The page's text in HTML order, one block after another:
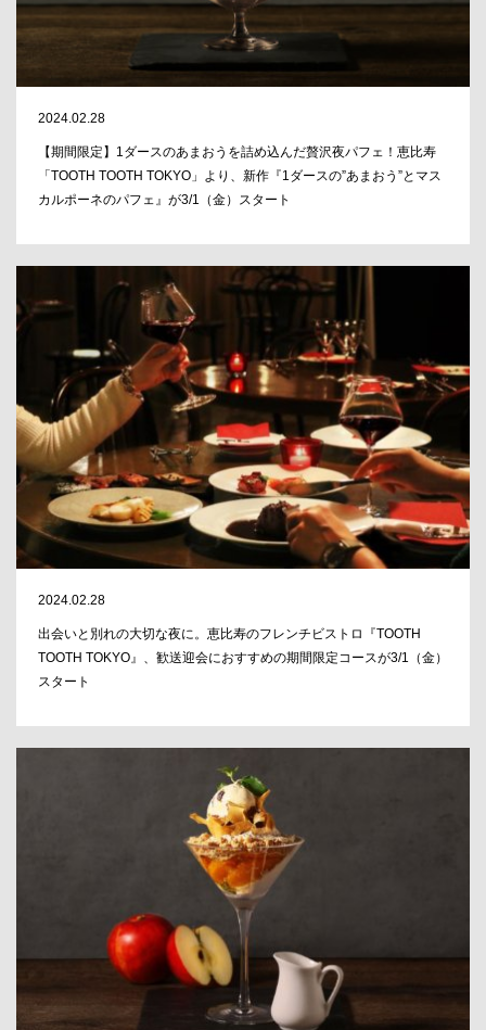
2024.02.28
【期間限定】1ダースのあまおうを詰め込んだ贅沢夜パフェ！恵比寿
「TOOTH TOOTH TOKYO」より、新作『1ダースの”あまおう”とマス
カルポーネのパフェ』が3/1（金）スタート
2024.02.28
出会いと別れの大切な夜に。恵比寿のフレンチビストロ『TOOTH
TOOTH TOKYO』、歓送迎会におすすめの期間限定コースが3/1（金）
スタート